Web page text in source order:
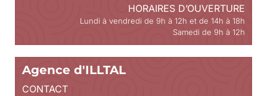
HORAIRES D’OUVERTURE
Lundi à vendredi de 9h à 12h et de 14h à 18h
Samedi de 9h à 12h
Agence d'ILLTAL
CONTACT